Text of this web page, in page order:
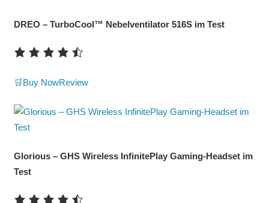
DREO – TurboCool™ Nebelventilator 516S im Test
🛒Buy NowReview
Glorious – GHS Wireless InfinitePlay Gaming-Headset im
Test